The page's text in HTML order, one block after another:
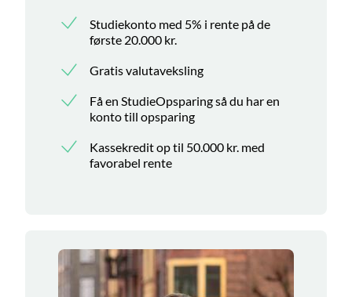
Studiekonto med 5% i rente på de
første 20.000 kr.
Gratis valutaveksling
Få en StudieOpsparing så du har en
konto till opsparing
Kassekredit op til 50.000 kr. med
favorabel rente